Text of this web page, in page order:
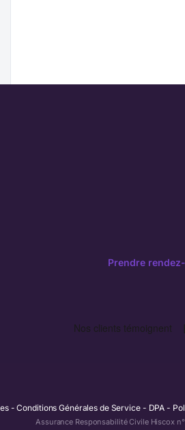
Prendre
Conditions Générales de Service DPA
Assurance Responsabilité Civile Hiscox